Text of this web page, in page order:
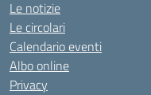
Le notizie
Le circolari
Calendario eventi
Albo online
Privacy